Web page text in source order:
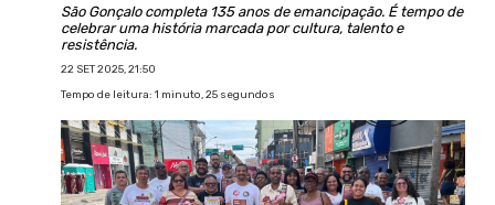
São Gonçalo completa 135 anos de emancipação. É tempo de
celebrar uma história marcada por cultura, talento e
resistência.
22 SET 2025, 21:50
Tempo de leitura: 1 minuto, 25 segundos